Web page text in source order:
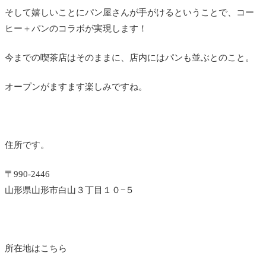
そして嬉しいことにパン屋さんが手がけるということで、コー
ヒー＋パンのコラボが実現します！
今までの喫茶店はそのままに、店内にはパンも並ぶとのこと。
オープンがますます楽しみですね。
住所です。
〒990-2446
山形県山形市白山３丁目１０−５
所在地はこちら